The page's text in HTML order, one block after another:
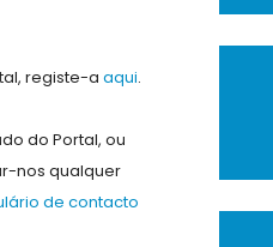
registe-a aqui.
do Portal, ou
nos qualquer
de contacto